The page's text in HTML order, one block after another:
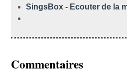
SingsBox - Ecouter de la
Commentaires